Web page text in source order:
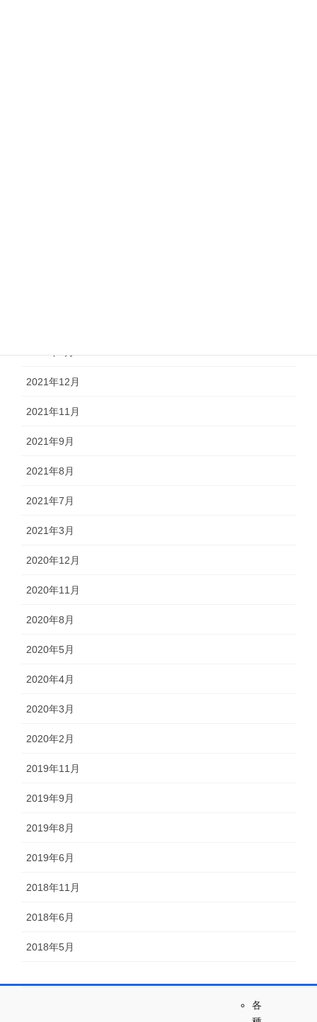
2021年12月
2021年11月
2021年9月
2021年8月
2021年7月
2021年3月
2020年12月
2020年11月
2020年8月
2020年5月
2020年4月
2020年3月
2020年2月
2019年11月
2019年9月
2019年8月
2019年6月
2018年11月
2018年6月
2018年5月
各